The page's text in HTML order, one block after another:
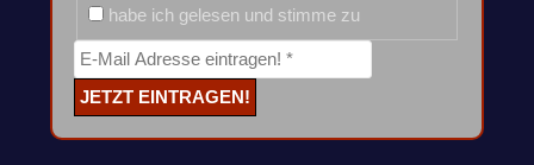
habe ich gelesen und stimme zu